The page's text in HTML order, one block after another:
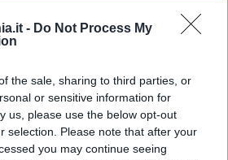
- Do Not Process My
the sale, sharing to third parties, or
or sensitive information for
us, please use the below opt-out
selection. Please note that after your
you may continue seeing
rischiando però così di provocare danni
prosegue il sindacato - Abbiamo inviato
Marco Carrai una mail per un
avere da loro i necessari chiarimenti.
anche una call perché serve
le modalità con cui intendono intervenire